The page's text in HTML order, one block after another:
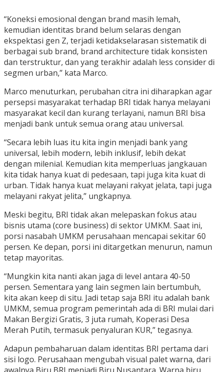
“Koneksi emosional dengan brand masih lemah,
kemudian identitas brand belum selaras dengan
ekspektasi gen Z, terjadi ketidakselarasan sistematik di
berbagai sub brand, brand architecture tidak konsisten
dan terstruktur, dan yang terakhir adalah less consider di
segmen urban,” kata Marco.
Marco menuturkan, perubahan citra ini diharapkan agar
persepsi masyarakat terhadap BRI tidak hanya melayani
masyarakat kecil dan kurang terlayani, namun BRI bisa
menjadi bank untuk semua orang atau universal.
“Secara lebih luas itu kita ingin menjadi bank yang
universal, lebih modern, lebih inklusif, lebih dekat
dengan milenial. Kemudian kita memperluas jangkauan
kita tidak hanya kuat di pedesaan, tapi juga kita kuat di
urban. Tidak hanya kuat melayani rakyat jelata, tapi juga
melayani rakyat jelita,” ungkapnya.
Meski begitu, BRI tidak akan melepaskan fokus atau
bisnis utama (core business) di sektor UMKM. Saat ini,
porsi nasabah UMKM perusahaan mencapai sekitar 60
persen. Ke depan, porsi ini ditargetkan menurun, namun
tetap mayoritas.
“Mungkin kita nanti akan jaga di level antara 40-50
persen. Sementara yang lain segmen lain bertumbuh,
kita akan keep di situ. Jadi tetap saja BRI itu adalah bank
UMKM, semua program pemerintah ada di BRI mulai dari
Makan Bergizi Gratis, 3 juta rumah, Koperasi Desa
Merah Putih, termasuk penyaluran KUR,” tegasnya.
Adapun pembaharuan dalam identitas BRI pertama dari
sisi logo. Perusahaan mengubah visual palet warna, dari